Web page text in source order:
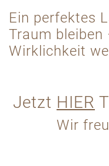
Ein perfektes
Traum bleiben
Wirklichkeit
Jetzt HIER
Wir